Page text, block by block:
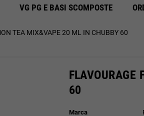
VG PG E BASI SCOMPOSTE
TEA MIX&VAPE 20 ML IN CHUBBY 60
FLAVOURAGE
60
Marca